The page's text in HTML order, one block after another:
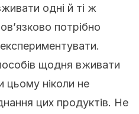
одні й ті ж
потрібно
щодня вживати
цьому ніколи не
цих продуктів. Не